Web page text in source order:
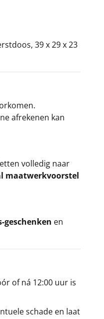
39 x 29 x 23
afrekenen kan
volledig naar
maatwerkvoorstel
geschenken en
of ná 12:00 uur is
schade en laat